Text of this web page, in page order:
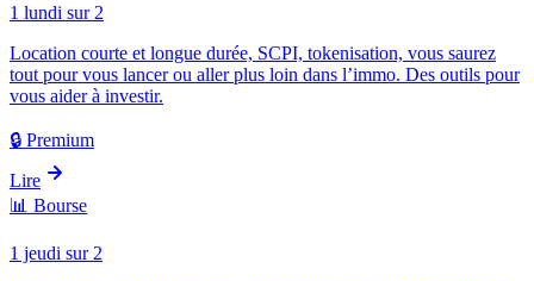
1 lundi sur 2
Location courte et longue durée, SCPI, tokenisation, vous saurez
tout pour vous lancer ou aller plus loin dans l’immo. Des outils pour
vous aider à investir.
🔒 Premium
Lire
📊 Bourse
1 jeudi sur 2